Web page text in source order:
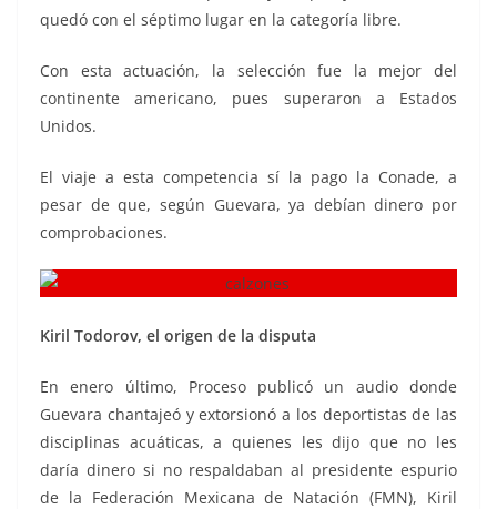
quedó con el séptimo lugar en la categoría libre.
Con esta actuación, la selección fue la mejor del
continente americano, pues superaron a Estados
Unidos.
El viaje a esta competencia sí la pago la Conade, a
pesar de que, según Guevara, ya debían dinero por
comprobaciones.
Kiril Todorov, el origen de la disputa
En enero último, Proceso publicó un audio donde
Guevara chantajeó y extorsionó a los deportistas de las
disciplinas acuáticas, a quienes les dijo que no les
daría dinero si no respaldaban al presidente espurio
de la Federación Mexicana de Natación (FMN), Kiril